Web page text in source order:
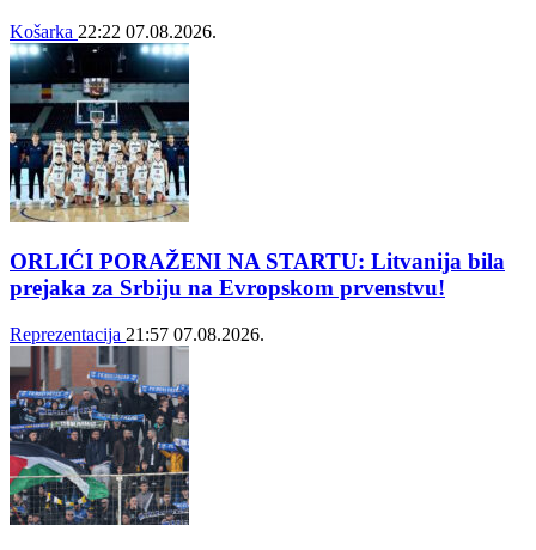
Košarka 22:22 07.08.2026.
ORLIĆI PORAŽENI NA STARTU: Litvanija bila
prejaka za Srbiju na Evropskom prvenstvu!
Reprezentacija 21:57 07.08.2026.